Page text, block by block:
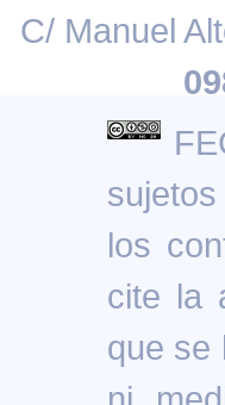
C/ Manuel
los
cite la
que se